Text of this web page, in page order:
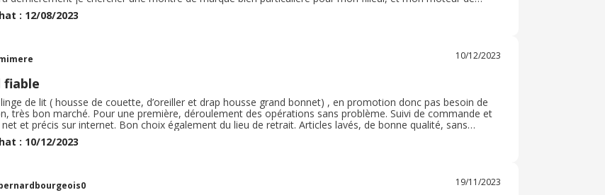
proposé le site des 3 suisses. La montre était beaucoup moins cher qu’ailleurs et livré extrêmement
avec le cashback j’ai fait de réelles économies.
: 12/08/2023
10/12/2023
fiable
linge de lit ( housse de couette, d’oreiller et drap housse grand bonnet) , en promotion donc pas besoin de
très bon marché. Pour une première, déroulement des opérations sans problème. Suivi de commande et
et précis sur internet. Bon choix également du lieu de retrait. Articles lavés, de bonne qualité, sans
couleurs et les tailles, ils seront ‘mis en service’ dès demain. Je recommande volontiers ce marchand pour
sa qualité.
: 10/12/2023
19/11/2023